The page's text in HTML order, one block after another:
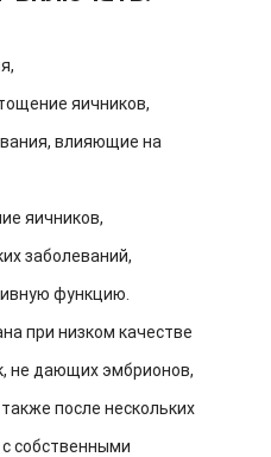
яичников,
влияющие на
яичников,
заболеваний,
функцию.
при низком качестве
не дающих эмбрионов,
после нескольких
собственными